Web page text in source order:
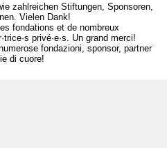
zahlreichen Stiftungen, Sponsoren,
Vielen Dank!
fondations et de nombreux
privé·e·s. Un grand merci!
fondazioni, sponsor, partner
di cuore!